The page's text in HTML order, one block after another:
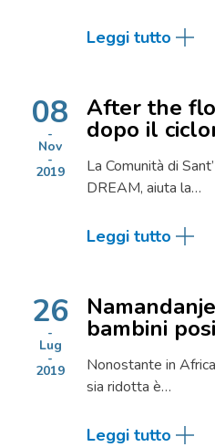
Leggi tutto
08
Nov
2019
After the
dopo il
La Comunità di
DREAM, aiuta la…
Leggi tutto
26
Lug
2019
bambini
Nonostante in
sia ridotta è…
Leggi tutto